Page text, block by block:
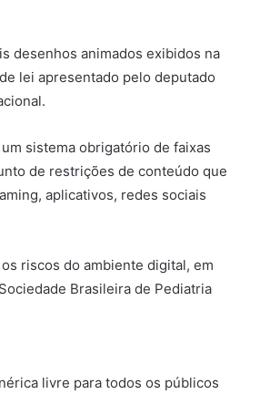
desenhos animados exibidos na
lei apresentado pelo deputado
sistema obrigatório de faixas
de restrições de conteúdo que
aplicativos, redes sociais
riscos do ambiente digital, em
Brasileira de Pediatria
livre para todos os públicos